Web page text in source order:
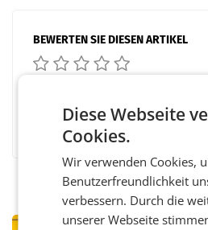
BEWERTEN SIE DIESEN ARTIKEL
FacebookTwitterMessengerWhatsAppLinkedIn
PRIMENEWS
Diese Webseite
Cookies.
Wir verwenden Cookies,
Benutzerfreundlichkeit
verbessern. Durch die
unserer Webseite